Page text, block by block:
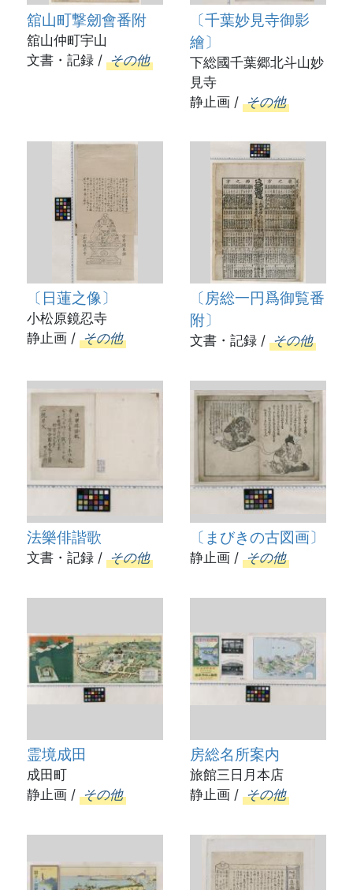
舘山町撃劒會番附
舘山仲町宇山
文書・記録 / その他
〔千葉妙見寺御影
繪〕
下総國千葉郷北斗山妙
見寺
静止画 / その他
〔日蓮之像〕
小松原鏡忍寺
静止画 / その他
〔房総一円爲御覧番
附〕
文書・記録 / その他
法樂俳諧歌
文書・記録 / その他
〔まびきの古図画〕
静止画 / その他
霊境成田
成田町
静止画 / その他
房総名所案内
旅館三日月本店
静止画 / その他